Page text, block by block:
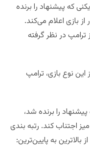
که پیشنهاد را برنده
بازی اعلام می‌کند.
در نظر گرفته
نوع بازی، ترامپ
پیشنهاد را برنده شد،
اجتناب کند. رتبه بندی
به پایین‌ترین: